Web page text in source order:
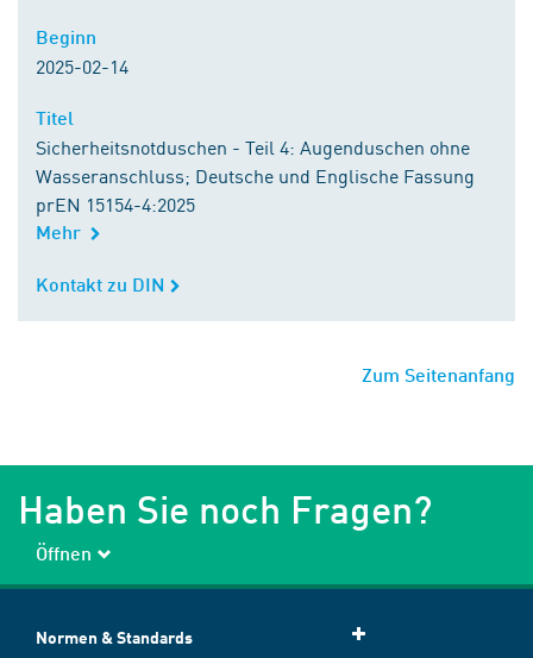
Beginn
2025-02-14
Titel
Sicherheitsnotduschen - Teil 4: Augenduschen ohne
Wasseranschluss; Deutsche und Englische Fassung
prEN 15154-4:2025
Mehr
Kontakt zu DIN
Kontakt zu DIN
Zum Seitenanfang
Haben Sie noch Fragen?
Öffnen
Normen & Standards